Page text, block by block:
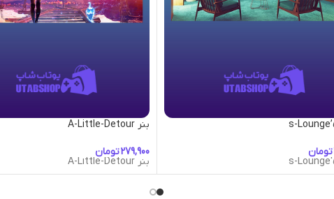
تومان
بنر A-Little-Detour
تومان
بنر A-Little-Detour